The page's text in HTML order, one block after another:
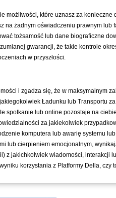
możliwości, które uznasz za
na żadnym oświadczeniu prawnym lub
tożsamość lub dane biograficzne
gwarancji, że takie kontrole
w przyszłości.
i zgadza się, że w maksymalnym
Ładunku lub Transportu
spotkanie lub online pozostaje na
za jakiekolwiek
komputera lub awarię systemu
lub cierpieniem emocjonalnym,
z jakichkolwiek wiadomości, interakcji
korzystania z Platformy Della,